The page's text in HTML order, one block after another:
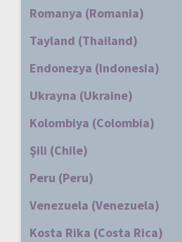
Romanya (Romania)
Tayland (Thailand)
Endonezya (Indonesia)
Ukrayna (Ukraine)
Kolombiya (Colombia)
Şili (Chile)
Peru (Peru)
Venezuela (Venezuela)
Kosta Rika (Costa Rica)